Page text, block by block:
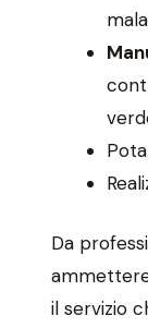
Da
il servizio